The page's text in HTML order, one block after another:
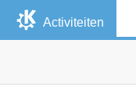
Activiteiten